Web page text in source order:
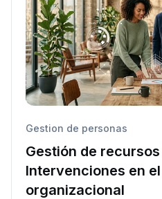
Gestion de personas
Gestión de
Intervenciones en
organizacional